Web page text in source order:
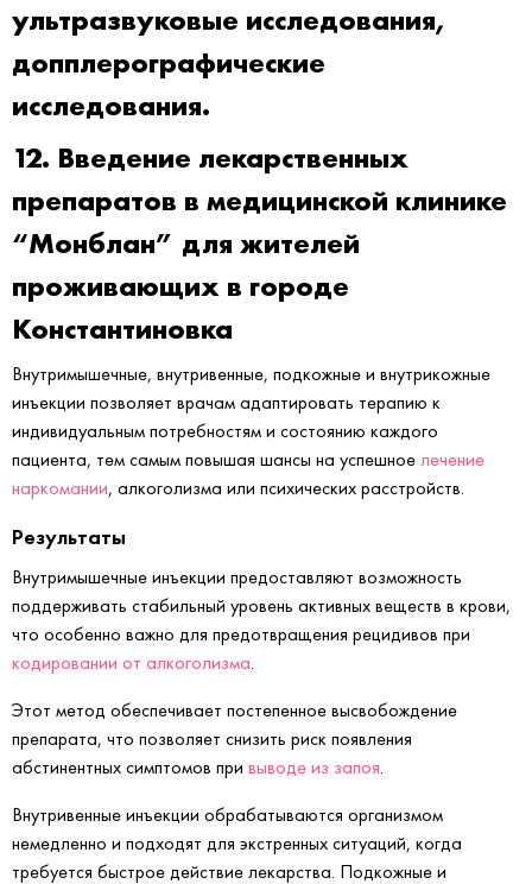
ультразвуковые исследования,
допплерографические
исследования.
12. Введение лекарственных
препаратов в медицинской клинике
“Монблан” для жителей
проживающих в городе
Константиновка
Внутримышечные, внутривенные, подкожные и внутрикожные
инъекции позволяет врачам адаптировать терапию к
индивидуальным потребностям и состоянию каждого
пациента, тем самым повышая шансы на успешное лечение
наркомании, алкоголизма или психических расстройств.
Результаты
Внутримышечные инъекции предоставляют возможность
поддерживать стабильный уровень активных веществ в крови,
что особенно важно для предотвращения рецидивов при
кодировании от алкоголизма.
Этот метод обеспечивает постепенное высвобождение
препарата, что позволяет снизить риск появления
абстинентных симптомов при выводе из запоя.
Внутривенные инъекции обрабатываются организмом
немедленно и подходят для экстренных ситуаций, когда
требуется быстрое действие лекарства. Подкожные и